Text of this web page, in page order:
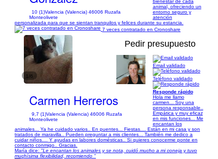
10 (1)Valencia (Valencia) 46006 Ruzafa
Monteolivete
bienestar de cada
animal, ofreciendo un
entorno seguro y
atención
personalizada para que se sientan tranquilos y felices durante su estancia.
7 veces contratado en Cronoshare
1/6
Pedir presupuesto
Carmen Herreros
9,7 (1)Valencia (Valencia) 46006 Ruzafa
Monteolivete
Email validado
Teléfono validado
Responde rápido
Hola me llamo
carmen... Soy una
persona responsable..
Empática y muy eficaz
en mis funciones... Me
encantan los
animales... Ya he cuidado varios.. En puentes... Fiestas.... Están en mi casa y son
tratados de maravilla.. Pueden preguntar a mis clientes... También me dedico a
cuidar niños.... Y ayudas en labores domésticas.. Si quieres conocerme ponte en
contacto conmigo.. Gracias.
María dice: "Le encantan los animales y se nota, cuidó mucho a mi coneja y tuvo
muchísima flexibilidad, recomiendo "